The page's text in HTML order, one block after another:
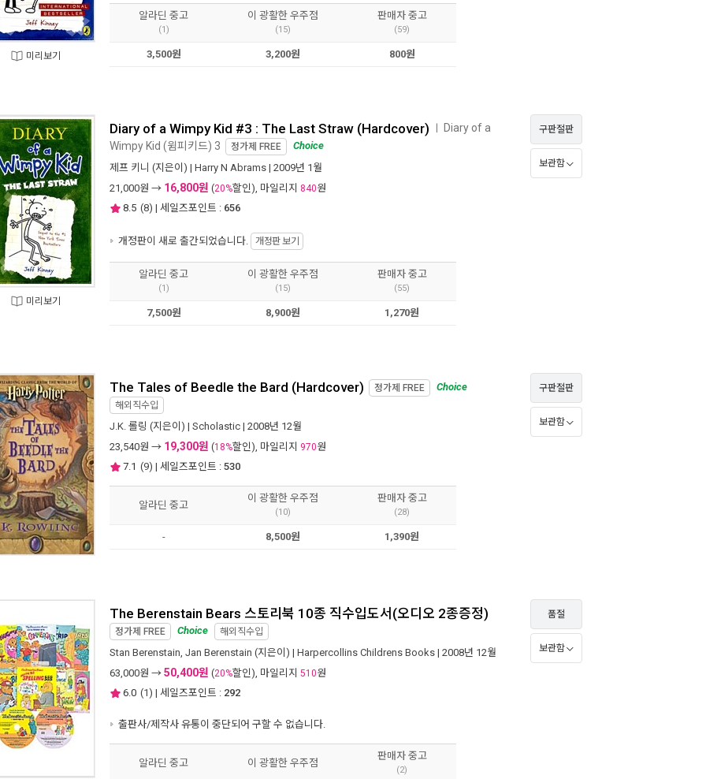
미리보기
알라딘 중고
(1)
이 광활한 우주점
(15)
판매자 중고
(59)
3,500원 3,200원 800원
미리보기
Diary of a Wimpy Kid #3 : The Last Straw (Hardcover) Diary of a
Wimpy Kid (윔피키드) 3 정가제 FREE
Choice
제프 키니 (지은이) | Harry N Abrams | 2009년 1월
21,000원 → 16,800원 (20%할인), 마일리지 840원
8.5 (8) | 세일즈포인트 : 656
개정판이 새로 출간되었습니다. 개정판 보기
구판절판
보관함
알라딘 중고
(1)
이 광활한 우주점
(15)
판매자 중고
(55)
7,500원 8,900원 1,270원
The Tales of Beedle the Bard (Hardcover) 정가제 FREE Choice
해외직수입
J.K. 롤링 (지은이) | Scholastic | 2008년 12월
23,540원 → 19,300원 (18%할인), 마일리지 970원
7.1 (9) | 세일즈포인트 : 530
구판절판
보관함
알라딘 중고
이 광활한 우주점
(10)
판매자 중고
(28)
- 8,500원 1,390원
The Berenstain Bears 스토리북 10종 직수입도서(오디오 2종증정)
정가제 FREE Choice 해외직수입
Stan Berenstain, Jan Berenstain (지은이) | Harpercollins Childrens Books | 2008년 12월
63,000원 → 50,400원 (20%할인), 마일리지 510원
6.0 (1) | 세일즈포인트 : 292
출판사/제작사 유통이 중단되어 구할 수 없습니다.
품절
보관함
알라딘 중고 이 광활한 우주점
판매자 중고
(2)